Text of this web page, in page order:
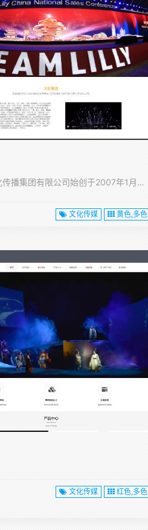
山东华韵文化传播集团有限公司始创于2007年1月，注册资本1···
文化传媒 黄色,多色
文化传媒 红色,多色